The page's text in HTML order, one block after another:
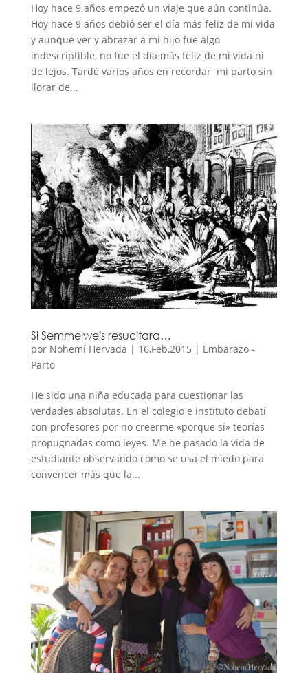
Hoy hace 9 años empezó un viaje que aún continúa.
Hoy hace 9 años debió ser el día más feliz de mi vida
y aunque ver y abrazar a mi hijo fue algo
indescriptible, no fue el día más feliz de mi vida ni
de lejos. Tardé varios años en recordar mi parto sin
llorar de...
Si Semmelweis resucitara…
por Nohemí Hervada | 16,Feb,2015 | Embarazo -
Parto
He sido una niña educada para cuestionar las
verdades absolutas. En el colegio e instituto debatí
con profesores por no creerme «porque sí» teorías
propugnadas como leyes. Me he pasado la vida de
estudiante observando cómo se usa el miedo para
convencer más que la...